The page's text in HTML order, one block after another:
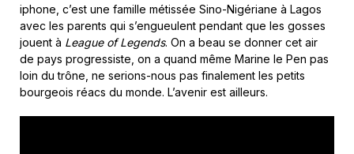
iphone, c’est une famille métissée Sino-Nigériane à Lagos
avec les parents qui s’engueulent pendant que les gosses
jouent à League of Legends. On a beau se donner cet air
de pays progressiste, on a quand même Marine le Pen pas
loin du trône, ne serions-nous pas finalement les petits
bourgeois réacs du monde. L’avenir est ailleurs.